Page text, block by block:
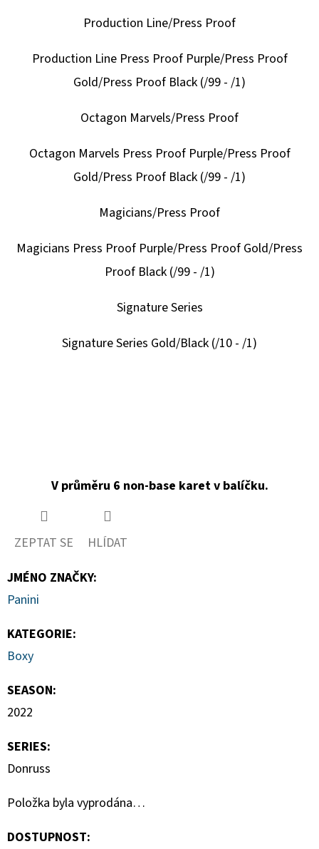
Production Line/Press Proof
Production Line Press Proof Purple/Press Proof
Gold/Press Proof Black (/99 - /1)
Octagon Marvels/Press Proof
Octagon Marvels Press Proof Purple/Press Proof
Gold/Press Proof Black (/99 - /1)
Magicians/Press Proof
Magicians Press Proof Purple/Press Proof Gold/Press
Proof Black (/99 - /1)
Signature Series
Signature Series Gold/Black (/10 - /1)
V průměru 6 non-base karet v balíčku.
ZEPTAT SE
HLÍDAT
JMÉNO ZNAČKY:
Panini
KATEGORIE:
Boxy
SEASON:
2022
SERIES:
Donruss
Položka byla vyprodána…
DOSTUPNOST: